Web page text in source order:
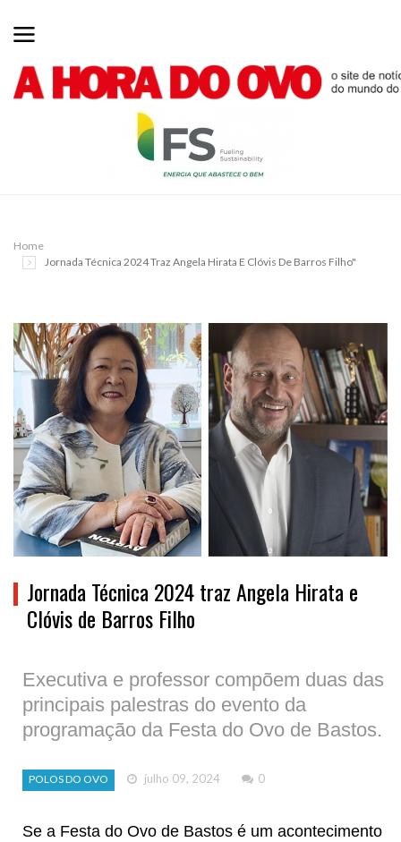
Home
Jornada Técnica 2024 Traz Angela Hirata E Clóvis De Barros Filho"
Jornada Técnica 2024 traz Angela Hirata e
Clóvis de Barros Filho
Executiva e professor compõem duas das
principais palestras do evento da
programação da Festa do Ovo de Bastos.
POLOS DO OVO julho 09, 2024 0
Se a Festa do Ovo de Bastos é um acontecimento